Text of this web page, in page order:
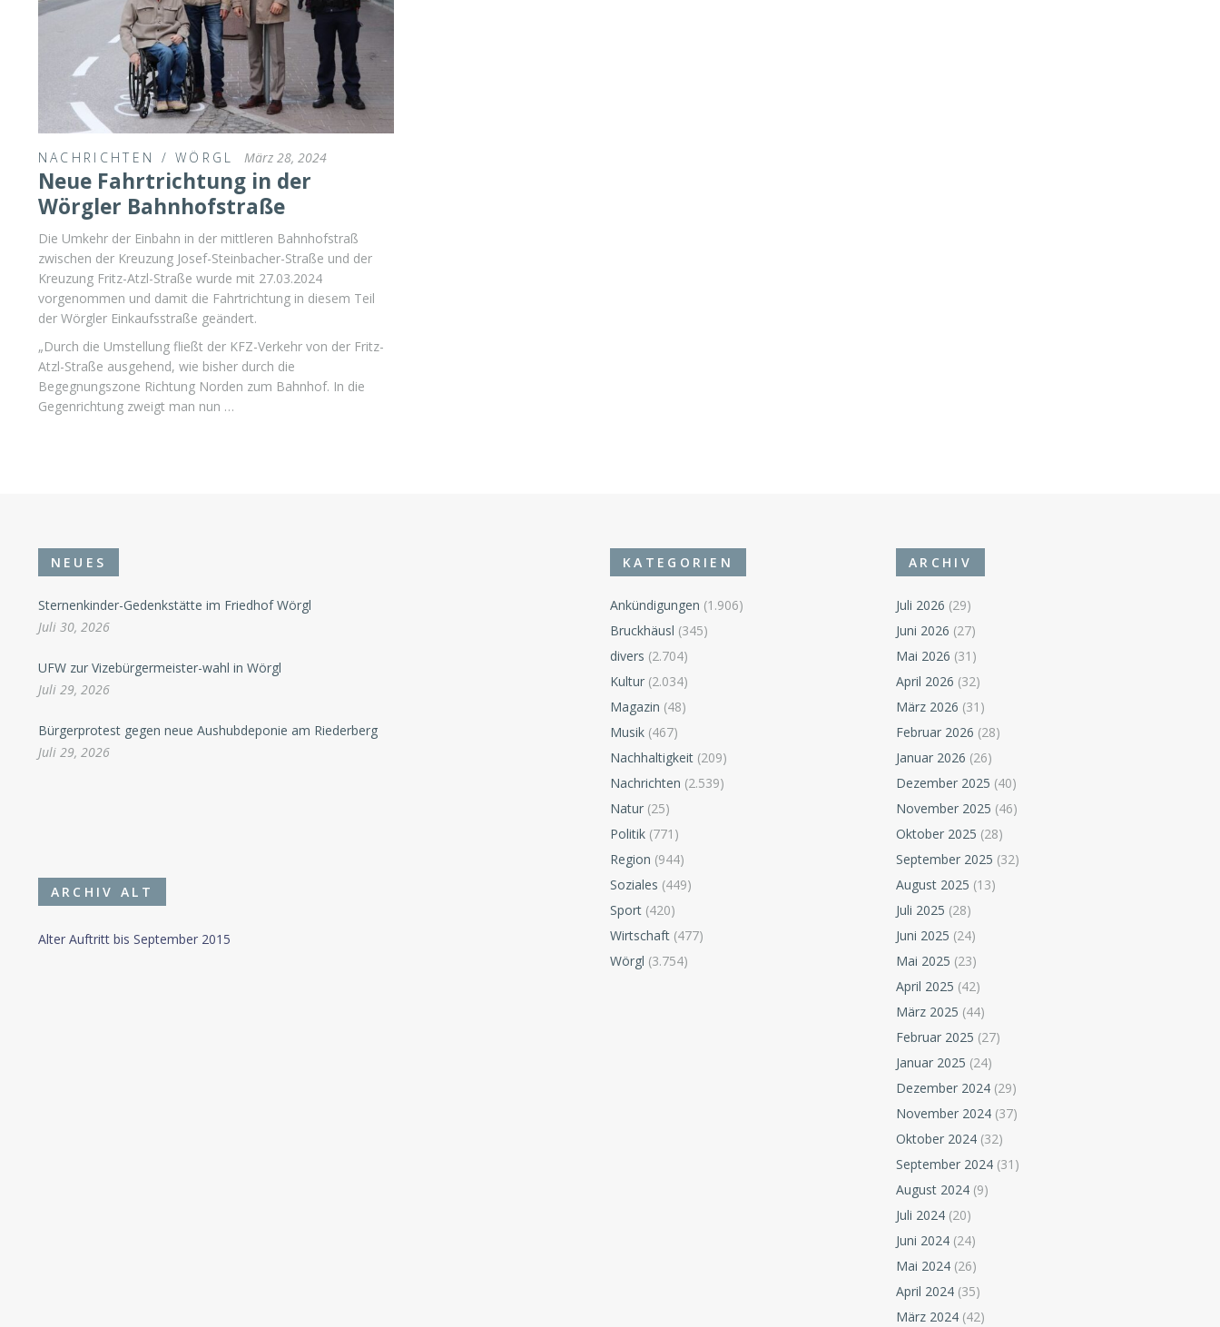
NACHRICHTEN /WÖRGL März 28, 2024
Neue Fahrtrichtung in der
Wörgler Bahnhofstraße
Die Umkehr der Einbahn in der mittleren Bahnhofstraß
zwischen der Kreuzung Josef-Steinbacher-Straße und der
Kreuzung Fritz-Atzl-Straße wurde mit 27.03.2024
vorgenommen und damit die Fahrtrichtung in diesem Teil
der Wörgler Einkaufsstraße geändert.
„Durch die Umstellung fließt der KFZ-Verkehr von der Fritz-
Atzl-Straße ausgehend, wie bisher durch die
Begegnungszone Richtung Norden zum Bahnhof. In die
Gegenrichtung zweigt man nun …
NEUES
Sternenkinder-Gedenkstätte im Friedhof Wörgl
Juli 30, 2026
UFW zur Vizebürgermeister-wahl in Wörgl
Juli 29, 2026
Bürgerprotest gegen neue Aushubdeponie am Riederberg
Juli 29, 2026
ARCHIV ALT
Alter Auftritt bis September 2015
KATEGORIEN
Ankündigungen (1.906)
Bruckhäusl (345)
divers (2.704)
Kultur (2.034)
Magazin (48)
Musik (467)
Nachhaltigkeit (209)
Nachrichten (2.539)
Natur (25)
Politik (771)
Region (944)
Soziales (449)
Sport (420)
Wirtschaft (477)
Wörgl (3.754)
ARCHIV
Juli 2026 (29)
Juni 2026 (27)
Mai 2026 (31)
April 2026 (32)
März 2026 (31)
Februar 2026 (28)
Januar 2026 (26)
Dezember 2025 (40)
November 2025 (46)
Oktober 2025 (28)
September 2025 (32)
August 2025 (13)
Juli 2025 (28)
Juni 2025 (24)
Mai 2025 (23)
April 2025 (42)
März 2025 (44)
Februar 2025 (27)
Januar 2025 (24)
Dezember 2024 (29)
November 2024 (37)
Oktober 2024 (32)
September 2024 (31)
August 2024 (9)
Juli 2024 (20)
Juni 2024 (24)
Mai 2024 (26)
April 2024 (35)
März 2024 (42)